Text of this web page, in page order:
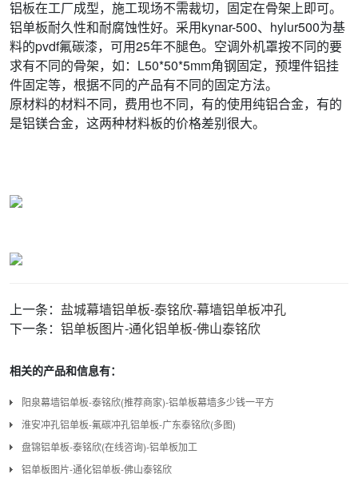
铝板在工厂成型，施工现场不需裁切，固定在骨架上即可。
铝单板耐久性和耐腐蚀性好。采用kynar-500、hylur500为基
料的pvdf氟碳漆，可用25年不腿色。空调外机罩按不同的要
求有不同的骨架，如：L50*50*5mm角钢固定，预埋件铝挂
件固定等，根据不同的产品有不同的固定方法。
原材料的材料不同，费用也不同，有的使用纯铝合金，有的
是铝镁合金，这两种材料板的价格差别很大。
上一条： 盐城幕墙铝单板-泰铭欣-幕墙铝单板冲孔
下一条： 铝单板图片-通化铝单板-佛山泰铭欣
相关的产品和信息有：
阳泉幕墙铝单板-泰铭欣(推荐商家)-铝单板幕墙多少钱一平方
淮安冲孔铝单板-氟碳冲孔铝单板-广东泰铭欣(多图)
盘锦铝单板-泰铭欣(在线咨询)-铝单板加工
铝单板图片-通化铝单板-佛山泰铭欣